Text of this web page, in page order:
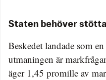
Staten behöver stötta
Beskedet landade som
utmaningen är
äger 1,45 promille av